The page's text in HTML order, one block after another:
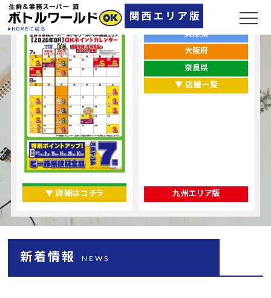
ポイントカレンダー
▼ 詳細はコチラ
お店をエリアから探す
兵庫県
大阪府
奈良県
▼ 店舗一覧
九州エリア版
新着情報 NEWS